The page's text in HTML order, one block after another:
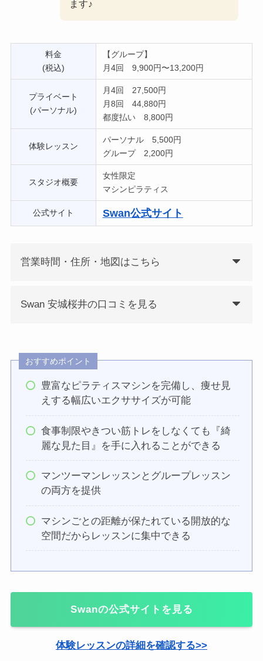
ます♪
料金
(税込)
【グループ】
月4回 9,900円〜13,200円
プライベート
(パーソナル)
月4回 27,500円
月8回 44,880円
都度払い 8,800円
体験レッスン
パーソナル 5,500円
グループ 2,200円
スタジオ概要
女性限定
マシンピラティス
公式サイト Swan公式サイト
営業時間・住所・地図はこちら
Swan 安城桜井の口コミを見る
おすすめポイント
豊富なピラティスマシンを完備し、痩せ見
えする幅広いエクササイズが可能
食事制限やきつい筋トレをしなくても『綺
麗な見た目』を手に入れることができる
マンツーマンレッスンとグループレッスン
の両方を提供
マシンごとの距離が保たれている開放的な
空間だからレッスンに集中できる
Swanの公式サイトを見る
体験レッスンの詳細を確認する>>